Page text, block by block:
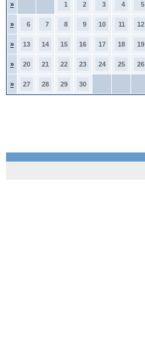
» 1 2 3 4 5
» 6 7 8 9 10 11 12
» 13 14 15 16 17 18 19
» 20 21 22 23 24 25 26
» 27 28 29 30